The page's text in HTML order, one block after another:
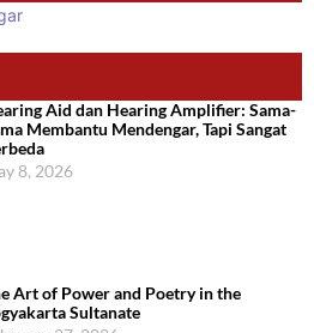
Aid dan Hearing Amplifier: Sama-
Membantu Mendengar, Tapi Sangat
8, 2026
Art of Power and Poetry in the
Sultanate